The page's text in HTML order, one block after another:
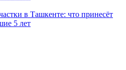
в Ташкенте: что принесёт
5 лет